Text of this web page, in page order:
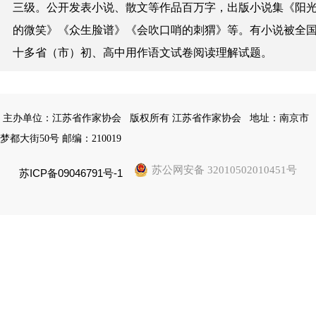
三级。公开发表小说、散文等作品百万字，出版小说集《阳
的微笑》《众生脸谱》《会吹口哨的刺猬》等。有小说被全
十多省（市）初、高中用作语文试卷阅读理解试题。
主办单位：江苏省作家协会 版权所有 江苏省作家协会
地址：南京市
梦都大街50号 邮编：210019
苏ICP备09046791号-1 苏公网安备 32010502010451号